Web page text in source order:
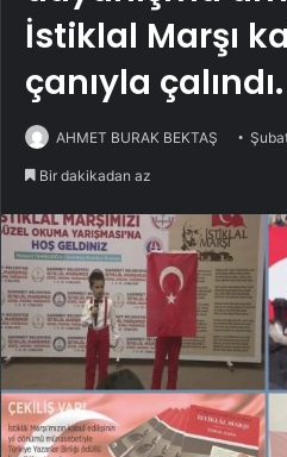
İstiklal Marşı
çanıyla çalındı.
AHMET BURAK BEKTAŞ
Bir dakikadan az